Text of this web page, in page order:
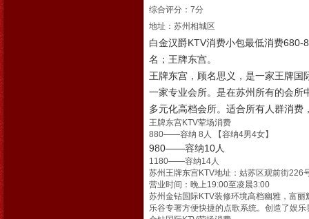
综合评分：7分
地址：苏州相城区
白金汉爵KTV消
名；王牌东宫。
王牌东宫，顾名思义，是一家王牌
一家专业会所。是在苏州所有的会所
多元化高档会所。适合所有人群消费
王牌东宫KTV荤场消费
880——容纳 8人 【容纳4男4女】
980——容纳10人
1180——容纳14人
苏州王牌东宫KTV地址：姑苏区观前街226
营业时间：晚上
苏州金钻国际KTV装修环境高档幽雅，富
乐谷专署方便快捷的点歌系统。创造了娱